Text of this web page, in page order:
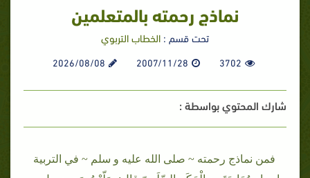
نماذج رحمته بالمتعلمين
تحت قسم : الخطاب التربوي
3702
2007/11/28
2026/08/08
شارك المحتوي بواسطة :
فمن نماذج رحمته ~ صلى الله عليه و سلم ~ في التربية